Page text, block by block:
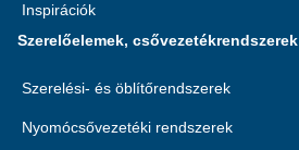
Inspirációk
Szerelőelemek, csővezetékrendszerek
Szerelési- és öblítőrendszerek
Nyomócsővezetéki rendszerek